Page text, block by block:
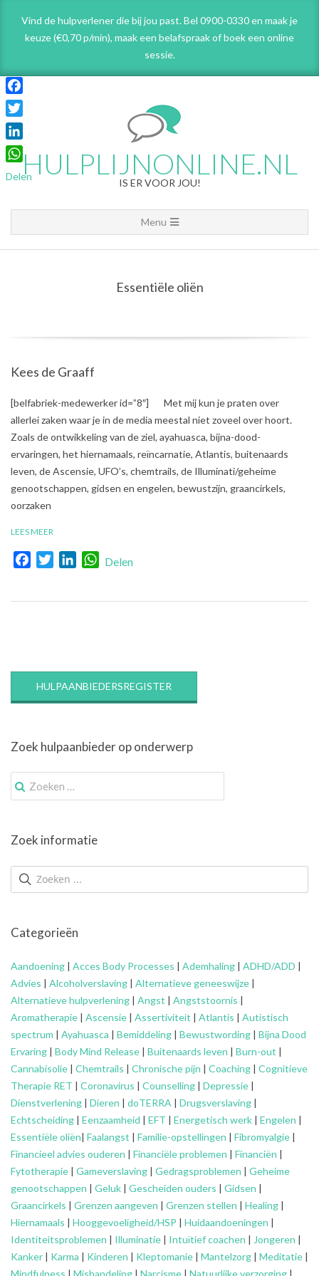
content
Vind de hulpverlener die bij jou past. Bel 0900-0330 en maak je
keuze (€0,70 p/min), maak een belafspraakof boek een online
sessie.
HULPLIJNONLINE.NL
IS ER VOOR JOU!
Navigation
Menu
Menu
Essentiële oliën
Kees de Graaff
2017-
10-
13
[belfabriek-medewerker id=”8″] Met mij kun je praten over
allerlei zaken waar je in de media meestal niet zoveel over hoort.
Zoals de ontwikkeling van de ziel, ayahuasca, bijna-dood-
ervaringen, het hiernamaals, reïncarnatie, Atlantis, buitenaards
leven, de Ascensie, UFO’s, chemtrails, de Illuminati/geheime
genootschappen, gidsen en engelen, bewustzijn, graancirkels,
oorzaken
LEES MEER
FacebookTwitterLinkedInWhatsApp
Delen
HULPAANBIEDERSREGISTER
Zoek hulpaanbieder op onderwerp
Zoek
naar:
Zoek informatie
Categorieën
Aandoening | Acces Body Processes | Ademhaling | ADHD/ADD |
Advies | Alcoholverslaving | Alternatieve geneeswijze |
Alternatieve hulpverlening | Angst | Angststoornis |
Aromatherapie | Ascensie | Assertiviteit | Atlantis | Autistisch
spectrum | Ayahuasca | Bemiddeling | Bewustwording | Bijna Dood
Ervaring | Body Mind Release | Buitenaards leven | Burn-out |
Cannabisolie | Chemtrails | Chronische pijn | Coaching | Cognitieve
Therapie RET | Coronavirus | Counselling | Depressie |
Dienstverlening | Dieren | doTERRA | Drugsverslaving |
Echtscheiding | Eenzaamheid | EFT | Energetisch werk | Engelen |
Essentiële oliën| Faalangst | Familie-opstellingen | Fibromyalgie |
Financieel advies ouderen | Financiële problemen | Financiën |
Fytotherapie | Gameverslaving | Gedragsproblemen | Geheime
genootschappen | Geluk | Gescheiden ouders | Gidsen |
Graancirkels | Grenzen aangeven | Grenzen stellen | Healing |
Hiernamaals | Hooggevoeligheid/HSP | Huidaandoeningen |
Identiteitsproblemen | Illuminatie | Intuïtief coachen | Jongeren |
Kanker | Karma | Kinderen | Kleptomanie | Mantelzorg | Meditatie |
Mindfulness | Mishandeling | Narcisme | Natuurlijke verzorging |
Facebook
Twitter
LinkedIn
WhatsApp
Delen